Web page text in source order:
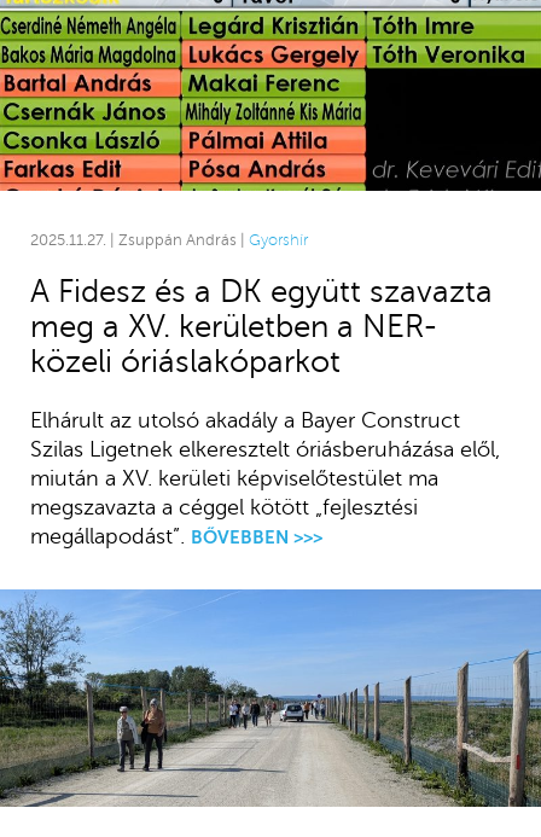
2025.11.27. | Zsuppán András | Gyorshír
A Fidesz és a DK együtt szavazta
meg a XV. kerületben a NER-
közeli óriáslakóparkot
Elhárult az utolsó akadály a Bayer Construct
Szilas Ligetnek elkeresztelt óriásberuházása elől,
miután a XV. kerületi képviselőtestület ma
megszavazta a céggel kötött „fejlesztési
megállapodást”.
BŐVEBBEN >>>